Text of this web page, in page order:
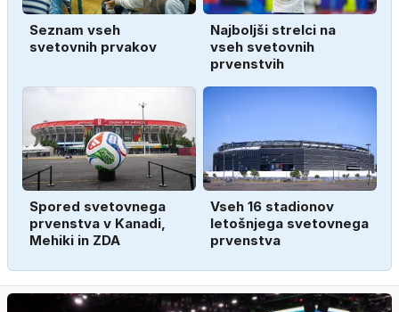
Seznam vseh
svetovnih prvakov
Najboljši strelci na
vseh svetovnih
prvenstvih
Spored svetovnega
prvenstva v Kanadi,
Mehiki in ZDA
Vseh 16 stadionov
letošnjega svetovnega
prvenstva